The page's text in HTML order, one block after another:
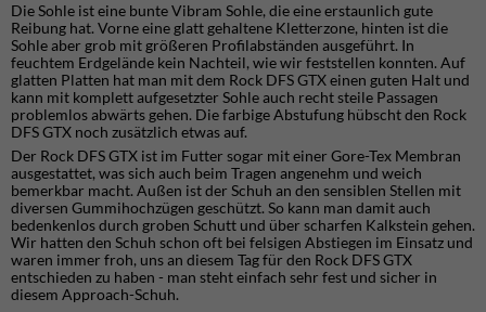
Die Sohle ist eine bunte Vibram Sohle, die eine erstaunlich gute
Reibung hat. Vorne eine glatt gehaltene Kletterzone, hinten ist die
Sohle aber grob mit größeren Profilabständen ausgeführt. In
feuchtem Erdgelände kein Nachteil, wie wir feststellen konnten. Auf
glatten Platten hat man mit dem Rock DFS GTX einen guten Halt und
kann mit komplett aufgesetzter Sohle auch recht steile Passagen
problemlos abwärts gehen. Die farbige Abstufung hübscht den Rock
DFS GTX noch zusätzlich etwas auf.
Der Rock DFS GTX ist im Futter sogar mit einer Gore-Tex Membran
ausgestattet, was sich auch beim Tragen angenehm und weich
bemerkbar macht. Außen ist der Schuh an den sensiblen Stellen mit
diversen Gummihochzügen geschützt. So kann man damit auch
bedenkenlos durch groben Schutt und über scharfen Kalkstein gehen.
Wir hatten den Schuh schon oft bei felsigen Abstiegen im Einsatz und
waren immer froh, uns an diesem Tag für den Rock DFS GTX
entschieden zu haben - man steht einfach sehr fest und sicher in
diesem Approach-Schuh.